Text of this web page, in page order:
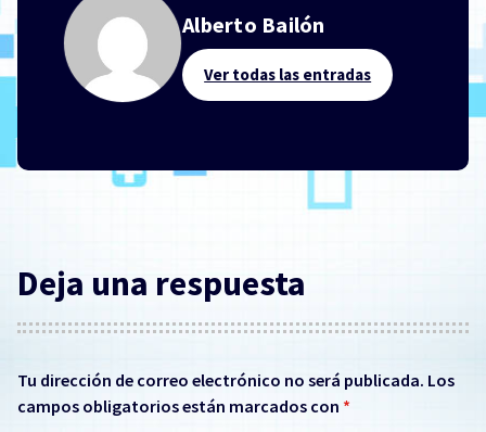
Alberto Bailón
Ver todas las entradas
Deja una respuesta
Tu dirección de correo electrónico no será publicada. Los
campos obligatorios están marcados con *